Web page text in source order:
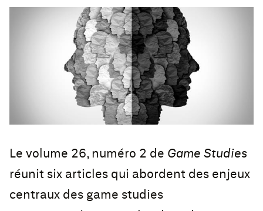
Le volume 26, numéro 2 de Game Studies
réunit six articles qui abordent des enjeux
centraux des game studies